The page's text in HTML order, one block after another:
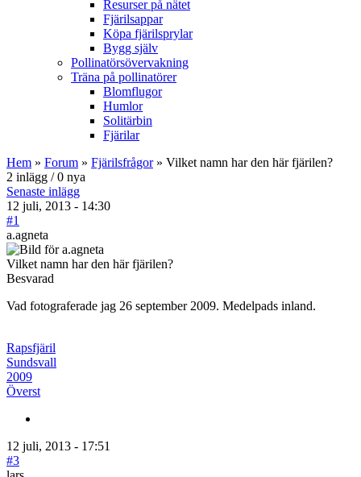
Resurser på nätet
Fjärilsappar
Köpa fjärilsprylar
Bygg själv
Pollinatörsövervakning
Träna på pollinatörer
Blomflugor
Humlor
Solitärbin
Fjärilar
Hem » Forum » Fjärilsfrågor» Vilket namn har den här fjärilen?
2 inlägg / 0 nya
Senaste inlägg
12 juli, 2013 - 14:30
#1
a.agneta
Vilket namn har den här fjärilen?
Besvarad
Vad fotograferade jag 26 september 2009. Medelpads inland.
Rapsfjäril
Sundsvall
2009
Överst
12 juli, 2013 - 17:51
#3